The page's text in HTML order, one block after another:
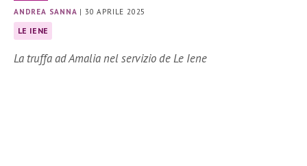
ANDREA SANNA |30 APRILE 2025
LE IENE
La truffa ad Amalia nel servizio de Le Iene